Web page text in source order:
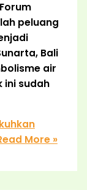
peluang
Bali
air
ini sudah
More »